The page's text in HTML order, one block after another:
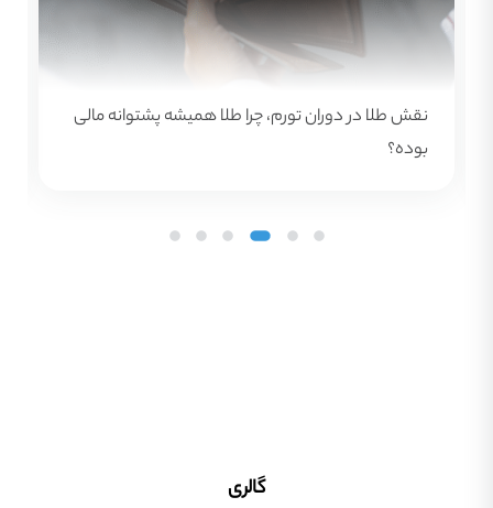
چطور رشد قیمت طلا را پیش‌بینی کنیم؟ از تحلیل
جهانی تا بازار ایران
گالری